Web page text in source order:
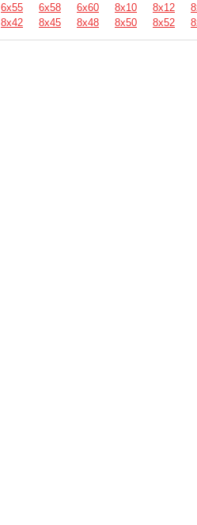
6х55 6х58 6х60 8х10 8х12
8х42 8х45 8х48 8х50 8х52